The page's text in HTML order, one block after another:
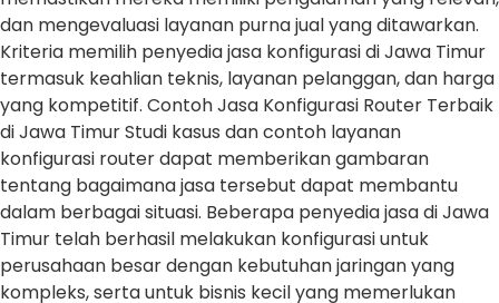
dan mengevaluasi layanan purna jual yang ditawarkan.
Kriteria memilih penyedia jasa konfigurasi di Jawa Timur
termasuk keahlian teknis, layanan pelanggan, dan harga
yang kompetitif. Contoh Jasa Konfigurasi Router Terbaik
di Jawa Timur Studi kasus dan contoh layanan
konfigurasi router dapat memberikan gambaran
tentang bagaimana jasa tersebut dapat membantu
dalam berbagai situasi. Beberapa penyedia jasa di Jawa
Timur telah berhasil melakukan konfigurasi untuk
perusahaan besar dengan kebutuhan jaringan yang
kompleks, serta untuk bisnis kecil yang memerlukan